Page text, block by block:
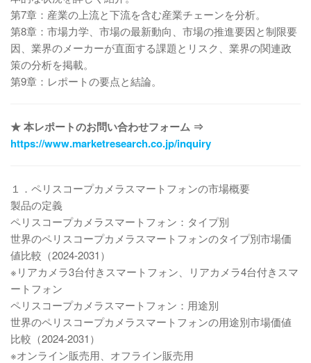
第7章：産業の上流と下流を含む産業チェーンを分析。
第8章：市場力学、市場の最新動向、市場の推進要因と制限要
因、業界のメーカーが直面する課題とリスク、業界の関連政
策の分析を掲載。
第9章：レポートの要点と結論。
★ 本レポートのお問い合わせフォーム ⇒
https://www.marketresearch.co.jp/inquiry
１．ペリスコープカメラスマートフォンの市場概要
製品の定義
ペリスコープカメラスマートフォン：タイプ別
世界のペリスコープカメラスマートフォンのタイプ別市場価
値比較（2024-2031）
※リアカメラ3台付きスマートフォン、リアカメラ4台付きスマ
ートフォン
ペリスコープカメラスマートフォン：用途別
世界のペリスコープカメラスマートフォンの用途別市場価値
比較（2024-2031）
※オンライン販売用、オフライン販売用